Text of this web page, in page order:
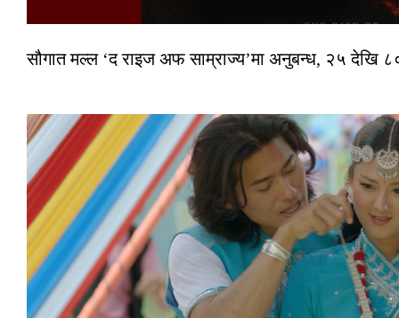
सौगात मल्ल ‘द राइज अफ साम्राज्य’मा अनुबन्ध, २५ देखि